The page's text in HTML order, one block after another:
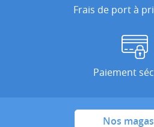
Frais de port à
Paiement
Nos